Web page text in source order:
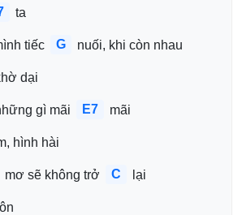
ta
tiếc G nuối, khi còn nhau
dại
gì mãi E7 mãi
hình hài
mơ sẽ không trở C lại